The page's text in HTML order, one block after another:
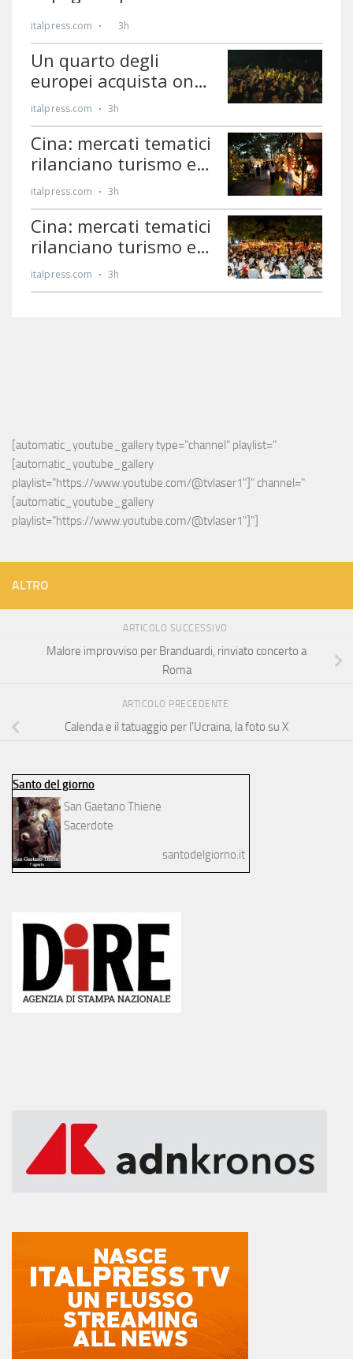
[automatic_youtube_gallery type="channel" playlist="
[automatic_youtube_gallery
playlist="https://www.youtube.com/@tvlaser1"]" channel="
[automatic_youtube_gallery
playlist="https://www.youtube.com/@tvlaser1"]"]
ALTRO
ARTICOLO SUCCESSIVO
Malore improvviso per Branduardi, rinviato concerto a
Roma
ARTICOLO PRECEDENTE
Calenda e il tatuaggio per l’Ucraina, la foto su X
Santo del giorno
San Gaetano Thiene
Sacerdote
santodelgiorno.it